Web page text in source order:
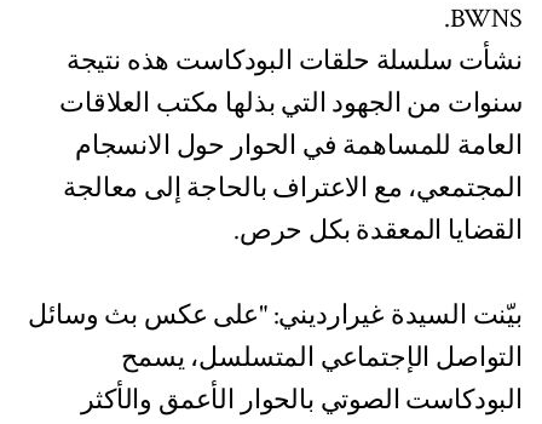
BWNS.
نشأت سلسلة حلقات البودكاست هذه نتيجة
سنوات من الجهود التي بذلها مكتب العلاقات
العامة للمساهمة في الحوار حول الانسجام
المجتمعي، مع الاعتراف بالحاجة إلى معالجة
القضايا المعقدة بكل حرص.
بيّنت السيدة غيرارديني: "على عكس بث وسائل
التواصل الإجتماعي المتسلسل، يسمح
البودكاست الصوتي بالحوار الأعمق والأكثر